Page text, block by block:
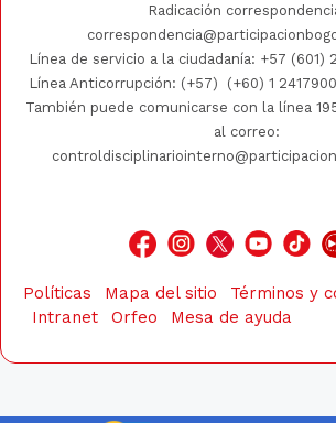
Radicación
Línea de servicio a la ciudadanía: +57 (601)
Línea Anticorrupción: (+57)
(+60) 1 2417900
También puede comunicarse con la línea
al correo:
Políticas Mapa del sitio
Términos y
Intranet
Orfeo Mesa de ayuda